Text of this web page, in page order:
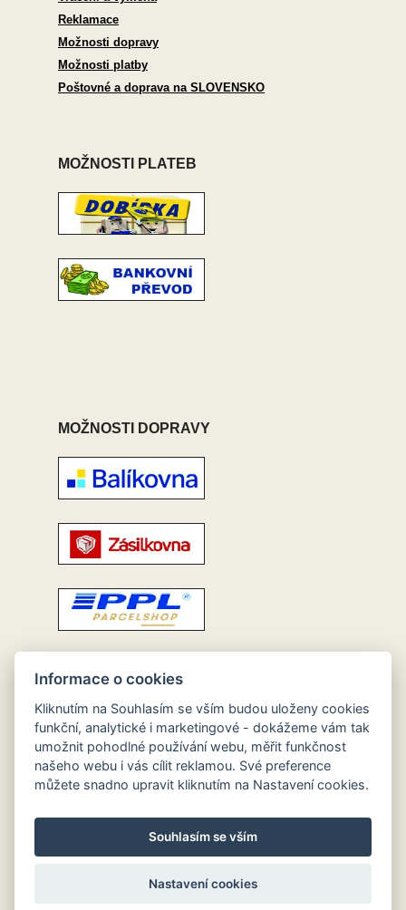
Reklamace
Možnosti dopravy
Možnosti platby
Poštovné a doprava na SLOVENSKO
MOŽNOSTI PLATEB
MOŽNOSTI DOPRAVY
Informace o cookies
Kliknutím na Souhlasím se vším budou uloženy cookies
funkční, analytické i marketingové - dokážeme vám tak
umožnit pohodlné používání webu, měřit funkčnost
našeho webu i vás cílit reklamou. Své preference
můžete snadno upravit kliknutím na Nastavení cookies.
Souhlasím se vším
Nastavení cookies